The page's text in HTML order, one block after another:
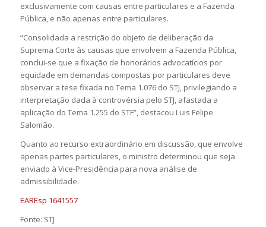
exclusivamente com causas entre particulares e a Fazenda
Pública, e não apenas entre particulares.
“Consolidada a restrição do objeto de deliberação da
Suprema Corte às causas que envolvem a Fazenda Pública,
conclui-se que a fixação de honorários advocatícios por
equidade em demandas compostas por particulares deve
observar a tese fixada no Tema 1.076 do STJ, privilegiando a
interpretação dada à controvérsia pelo STJ, afastada a
aplicação do Tema 1.255 do STF”, destacou Luis Felipe
Salomão.
Quanto ao recurso extraordinário em discussão, que envolve
apenas partes particulares, o ministro determinou que seja
enviado à Vice-Presidência para nova análise de
admissibilidade.
EAREsp 1641557
Fonte: STJ